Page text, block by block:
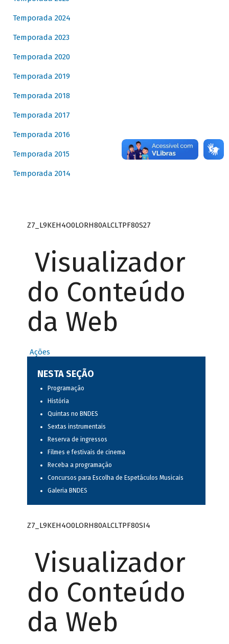
Temporada 2024
Temporada 2023
Temporada 2020
Temporada 2019
Temporada 2018
Temporada 2017
Temporada 2016
Temporada 2015
Temporada 2014
Z7_L9KEH4O0LORH80ALCLTPF80S27
Visualizador
do Conteúdo
da Web
Ações
NESTA SEÇÃO
Programação
História
Quintas no BNDES
Sextas instrumentais
Reserva de ingressos
Filmes e festivais de cinema
Receba a programação
Concursos para Escolha de Espetáculos Musicais
Galeria BNDES
Z7_L9KEH4O0LORH80ALCLTPF80SI4
Visualizador
do Conteúdo
da Web